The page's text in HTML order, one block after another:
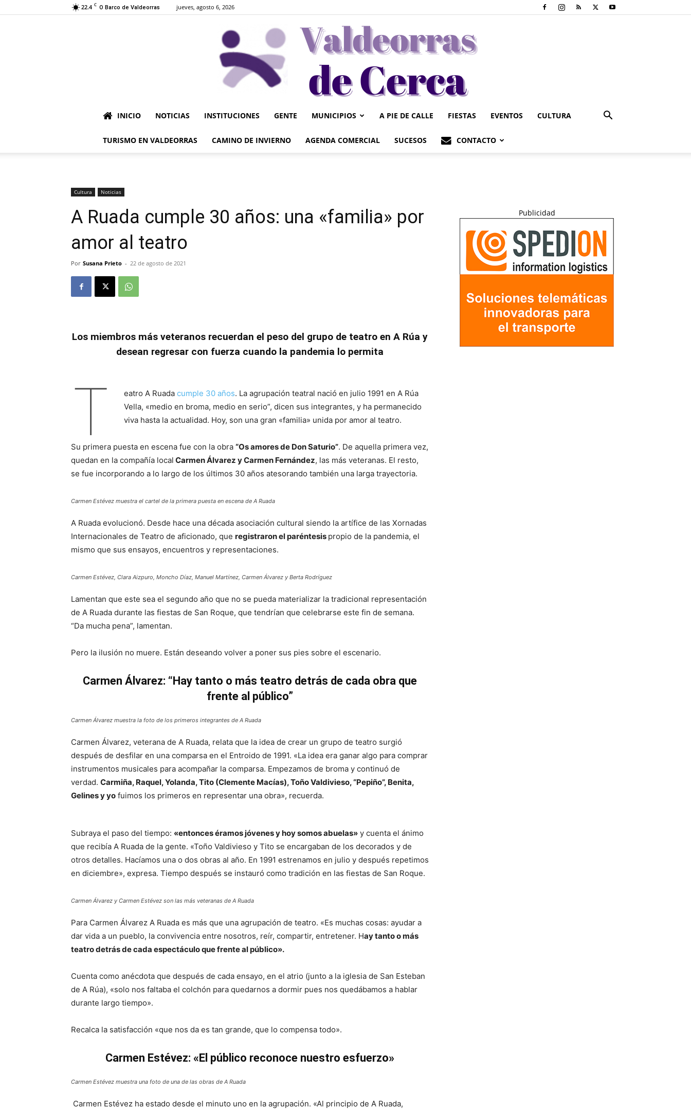
22.4 C O Barco de Valdeorras jueves, agosto 6, 2026
Valdeorrasdecerca
INICIO NOTICIAS INSTITUCIONES GENTE MUNICIPIOS A PIE DE CALLE FIESTAS EVENTOS CULTURA
TURISMO EN VALDEORRAS CAMINO DE INVIERNO AGENDA COMERCIAL SUCESOS CONTACTO
Cultura Noticias
A Ruada cumple 30 años: una «familia» por
amor al teatro
Por Susana Prieto - 22 de agosto de 2021
Los miembros más veteranos recuerdan el peso del grupo de teatro en A Rúa y
desean regresar con fuerza cuando la pandemia lo permita
T eatro A Ruada cumple 30 años. La agrupación teatral nació en julio 1991 en A Rúa
Vella, «medio en broma, medio en serio”, dicen sus integrantes, y ha permanecido
viva hasta la actualidad. Hoy, son una gran «familia» unida por amor al teatro.
Su primera puesta en escena fue con la obra “Os amores de Don Saturio”. De aquella primera vez,
quedan en la compañía local Carmen Álvarez y Carmen Fernández, las más veteranas. El resto,
se fue incorporando a lo largo de los últimos 30 años atesorando también una larga trayectoria.
Carmen Estévez muestra el cartel de la primera puesta en escena de A Ruada
A Ruada evolucionó. Desde hace una década asociación cultural siendo la artífice de las Xornadas
Internacionales de Teatro de aficionado, que registraron el paréntesis propio de la pandemia, el
mismo que sus ensayos, encuentros y representaciones.
Carmen Estévez, Clara Aizpuro, Moncho Díaz, Manuel Martínez, Carmen Álvarez y Berta Rodríguez
Lamentan que este sea el segundo año que no se pueda materializar la tradicional representación
de A Ruada durante las fiestas de San Roque, que tendrían que celebrarse este fin de semana.
“Da mucha pena”, lamentan.
Pero la ilusión no muere. Están deseando volver a poner sus pies sobre el escenario.
Carmen Álvarez: “Hay tanto o más teatro detrás de cada obra que
frente al público”
Carmen Álvarez muestra la foto de los primeros integrantes de A Ruada
Carmen Álvarez, veterana de A Ruada, relata que la idea de crear un grupo de teatro surgió
después de desfilar en una comparsa en el Entroido de 1991. «La idea era ganar algo para comprar
instrumentos musicales para acompañar la comparsa. Empezamos de broma y continuó de
verdad. Carmiña, Raquel, Yolanda, Tito (Clemente Macías), Toño Valdivieso, “Pepiño”, Benita,
Gelines y yo fuimos los primeros en representar una obra», recuerda.
Subraya el paso del tiempo: «entonces éramos jóvenes y hoy somos abuelas» y cuenta el ánimo
que recibía A Ruada de la gente. «Toño Valdivieso y Tito se encargaban de los decorados y de
otros detalles. Hacíamos una o dos obras al año. En 1991 estrenamos en julio y después repetimos
en diciembre», expresa. Tiempo después se instauró como tradición en las fiestas de San Roque.
Carmen Álvarez y Carmen Estévez son las más veteranas de A Ruada
Para Carmen Álvarez A Ruada es más que una agrupación de teatro. «Es muchas cosas: ayudar a
dar vida a un pueblo, la convivencia entre nosotros, reír, compartir, entretener. Hay tanto o más
teatro detrás de cada espectáculo que frente al público».
Cuenta como anécdota que después de cada ensayo, en el atrio (junto a la iglesia de San Esteban
de A Rúa), «solo nos faltaba el colchón para quedarnos a dormir pues nos quedábamos a hablar
durante largo tiempo».
Recalca la satisfacción «que nos da es tan grande, que lo compensa todo».
Carmen Estévez: «El público reconoce nuestro esfuerzo»
Carmen Estévez muestra una foto de una de las obras de A Ruada
Carmen Estévez ha estado desde el minuto uno en la agrupación. «Al principio de A Ruada,
Publicidad